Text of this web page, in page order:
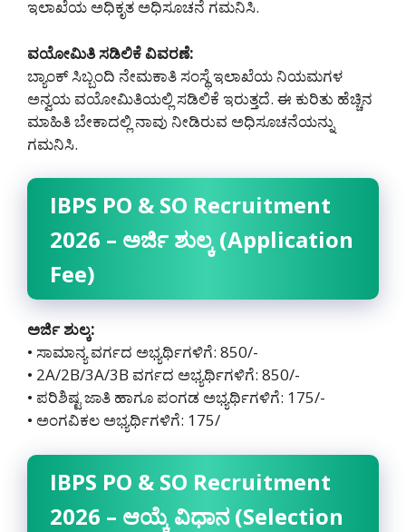
ಇಲಾಖೆಯ ಅಧಿಕೃತ ಅಧಿಸೂಚನೆ ಗಮನಿಸಿ.
ವಯೋಮಿತಿ ಸಡಿಲಿಕೆ ವಿವರಣೆ:
ಬ್ಯಾಂಕ್ ಸಿಬ್ಬಂದಿ ನೇಮಕಾತಿ ಸಂಸ್ಥೆ ಇಲಾಖೆಯ ನಿಯಮಗಳ
ಅನ್ವಯ ವಯೋಮಿತಿಯಲ್ಲಿ ಸಡಿಲಿಕೆ ಇರುತ್ತದೆ. ಈ ಕುರಿತು ಹೆಚ್ಚಿನ
ಮಾಹಿತಿ ಬೇಕಾದಲ್ಲಿ ನಾವು ನೀಡಿರುವ ಅಧಿಸೂಚನೆಯನ್ನು
ಗಮನಿಸಿ.
IBPS PO & SO Recruitment
2026 – ಅರ್ಜಿ ಶುಲ್ಕ (Application
Fee)
ಅರ್ಜಿ ಶುಲ್ಕ:
• ಸಾಮಾನ್ಯ ವರ್ಗದ ಅಭ್ಯರ್ಥಿಗಳಿಗೆ: 850/-
• 2A/2B/3A/3B ವರ್ಗದ ಅಭ್ಯರ್ಥಿಗಳಿಗೆ: 850/-
• ಪರಿಶಿಷ್ಟ ಜಾತಿ ಹಾಗೂ ಪಂಗಡ ಅಭ್ಯರ್ಥಿಗಳಿಗೆ: 175/-
• ಅಂಗವಿಕಲ ಅಭ್ಯರ್ಥಿಗಳಿಗೆ: 175/
IBPS PO & SO Recruitment
2026 – ಆಯ್ಕೆ ವಿಧಾನ (Selection